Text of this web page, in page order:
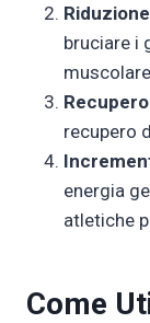
bruciare i
recupero
energia
atletiche
Come